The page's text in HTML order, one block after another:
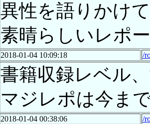
異性を語りかけ
素晴らしいレポ
2018-01-04 10:09:18 /
書籍収録レベル
マジレポは今ま
2018-01-04 00:38:06 /